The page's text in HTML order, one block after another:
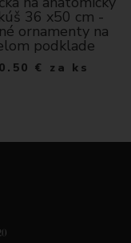
36 x50 cm -
ornamenty na
podklade
€ za ks